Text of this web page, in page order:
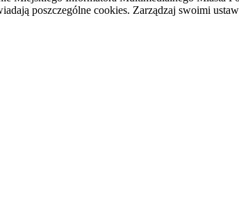
poszczególne cookies. Zarządzaj swoimi